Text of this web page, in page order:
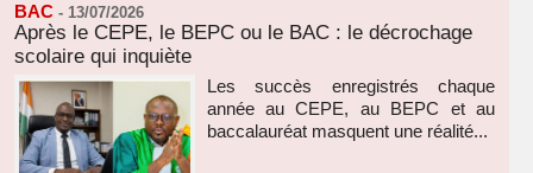
BAC - 13/07/2026
Après le CEPE, le BEPC ou le BAC : le décrochage
scolaire qui inquiète
Les succès enregistrés chaque
année au CEPE, au BEPC et au
baccalauréat masquent une réalité...